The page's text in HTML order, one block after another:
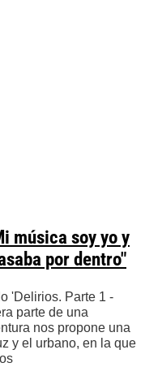
música soy yo y
por dentro"
'Delirios. Parte 1 -
parte de una
nos propone una
y el urbano, en la que